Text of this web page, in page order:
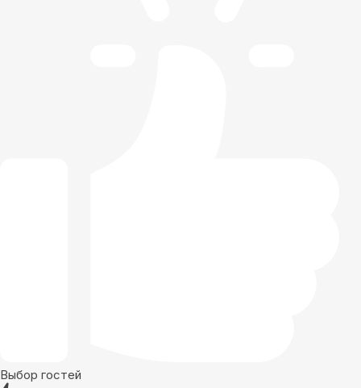
Выбор гостей